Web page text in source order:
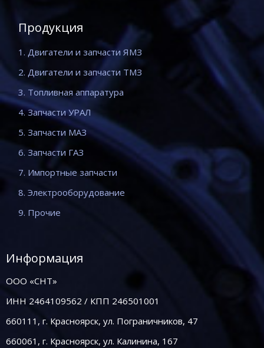
Продукция
1. Двигатели и запчасти ЯМЗ
2. Двигатели и запчасти ТМЗ
3. Топливная аппаратура
4. Запчасти УРАЛ
5. Запчасти МАЗ
6. Запчасти ГАЗ
7. Импортные запчасти
8. Электрооборудование
9. Прочие
Информация
ООО «СНТ»
ИНН 2464109562 / КПП 246501001
660111, г. Красноярск, ул. Пограничников, 47
660061, г. Красноярск, ул. Калинина, 167